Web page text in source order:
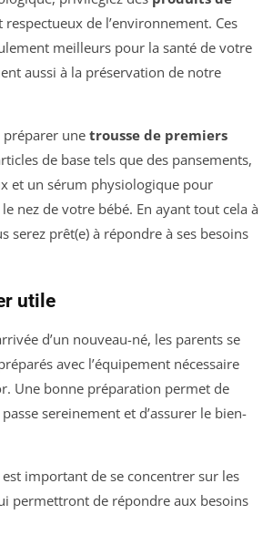
respectueux de l’environnement. Ces
meilleurs pour la santé de votre
aussi à la préservation de notre
préparer une trousse de premiers
de base tels que des pansements,
et un sérum physiologique pour
nez de votre bébé. En ayant tout cela à
serez prêt(e) à répondre à ses besoins
utile
d’un nouveau-né, les parents se
avec l’équipement nécessaire
Une bonne préparation permet de
sereinement et d’assurer le bien-
important de se concentrer sur les
permettront de répondre aux besoins